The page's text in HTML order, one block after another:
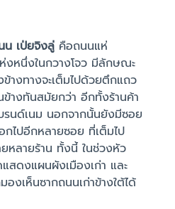
น เป่ยจิงลู่ คือถนนแห่
หนึ่งในกวางโจว มีลักษณะ
างทางจะเต็มไปด้วยตึกแถว
างทันสมัยกว่า อีกทั้งร้านค้า
นด์เนม นอกจากนั้นยังมีซอย
ไปอีกหลายซอย ที่เต็มไป
หลายร้าน ทั้งนี้ ในช่วงหัว
สดงแผนผังเมืองเก่า และ
งเห็นซากถนนเก่าข้างใต้ได้